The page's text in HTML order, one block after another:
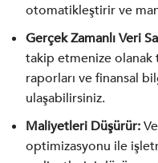
otomatikleştirir ve
Gerçek Zamanlı Veri
takip etmenize olanak
raporları ve finansal
ulaşabilirsiniz.
Maliyetleri Düşürür:
optimizasyonu ile